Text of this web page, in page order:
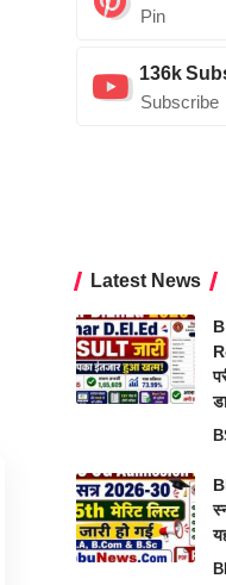
Pin
136k
Subscribe
Latest News